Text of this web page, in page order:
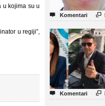
u kojima su u
u regiji”,
 Komentari 
 Komentari 